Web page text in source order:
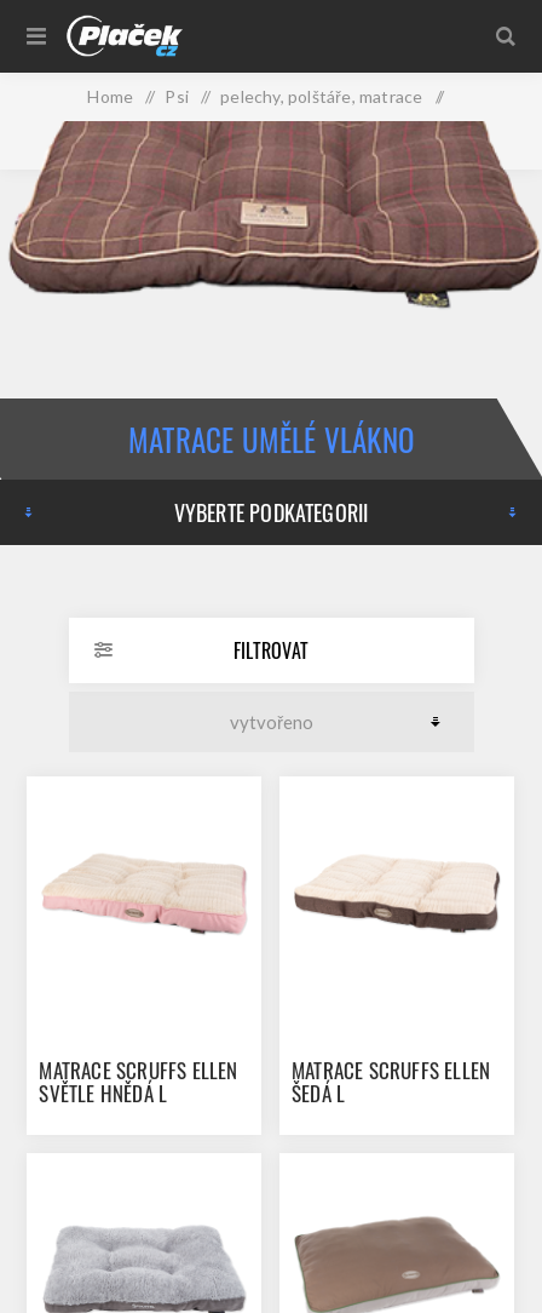
Home / Psi / pelechy, polštáře, matrace /
matrace umělé vlákno
MATRACE UMĚLÉ VLÁKNO
VYBERTE PODKATEGORII
FILTROVAT
MATRACE SCRUFFS ELLEN
SVĚTLE HNĚDÁ L
MATRACE SCRUFFS ELLEN
ŠEDÁ L